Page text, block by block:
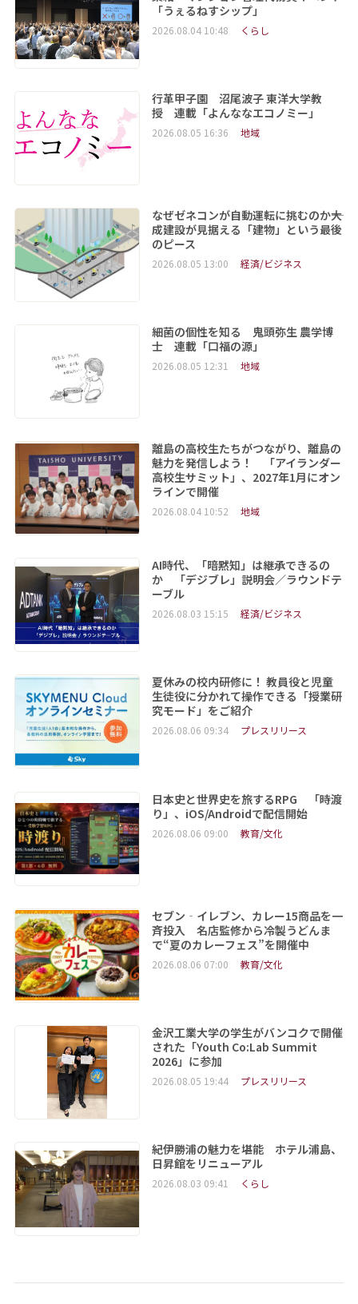
「うぇるねすシップ」
2026.08.04 10:48 くらし
行革甲子園 沼尾波子 東洋大学教
授 連載「よんななエコノミー」
2026.08.05 16:36 地域
なぜゼネコンが自動運転に挑むのか――大
成建設が見据える「建物」という最後
のピース
2026.08.05 13:00 経済/ビジネス
細菌の個性を知る 鬼頭弥生 農学博
士 連載「口福の源」
2026.08.05 12:31 地域
離島の高校生たちがつながり、離島の
魅力を発信しよう！ 「アイランダー
高校生サミット」、2027年1月にオン
ラインで開催
2026.08.04 10:52 地域
AI時代、「暗黙知」は継承できるの
か 「デジブレ」説明会／ラウンドテ
ーブル
2026.08.03 15:15 経済/ビジネス
夏休みの校内研修に！ 教員役と児童
生徒役に分かれて操作できる「授業研
究モード」をご紹介
2026.08.06 09:34 プレスリリース
日本史と世界史を旅するRPG 「時渡
り」、iOS/Androidで配信開始
2026.08.06 09:00 教育/文化
セブン‐イレブン、カレー15商品を一
斉投入 名店監修から冷製うどんま
で“夏のカレーフェス”を開催中
2026.08.06 07:00 教育/文化
金沢工業大学の学生がバンコクで開催
された「Youth Co:Lab Summit
2026」に参加
2026.08.05 19:44 プレスリリース
紀伊勝浦の魅力を堪能 ホテル浦島、
日昇館をリニューアル
2026.08.03 09:41 くらし